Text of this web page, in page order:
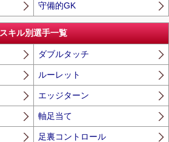
守備的GK
スキル別選手一覧
ダブルタッチ
ルーレット
エッジターン
軸足当て
足裏コントロール